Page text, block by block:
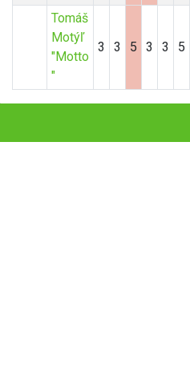
Tomáš
Motýľ
"Motto
"
3 3 5 3 3 5